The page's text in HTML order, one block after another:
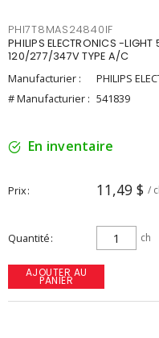
PHI7T8MAS24840IF
PHILIPS ELECTRONICS -
120/277/347V TYPE A/C
Manufacturier :
PHILIPS
# Manufacturier : 541839
En inventaire
Prix 11,49 $ /
Quantité ch
AJOUTER AU
PANIER